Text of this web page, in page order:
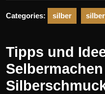
Categories: silber
Tipps und